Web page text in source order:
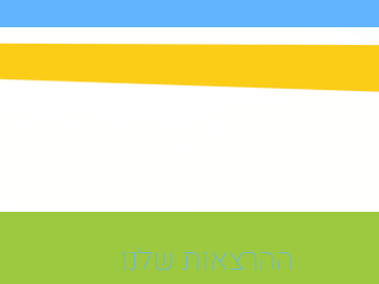
ההרצאות שלנו